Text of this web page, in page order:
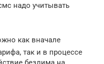
надо учитывать
как вначале
так и в процессе